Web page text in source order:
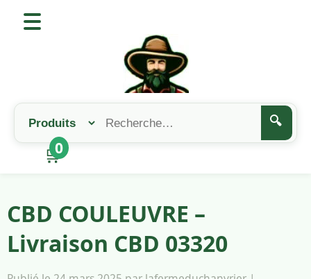
🔍
🛒
0
CBD COULEUVRE –
Livraison CBD 03320